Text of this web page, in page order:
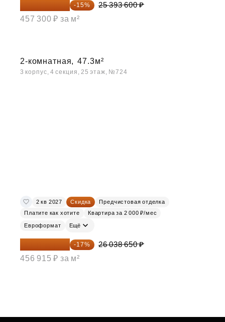
21 584 560 ₽ -15%
25 393 600 ₽
457 300 ₽ за м²
2-комнатная, 47.3м²
3 корпус, 4 секция, 25 этаж, №724
2 кв 2027 Скидка
Предчистовая отделка
Платите как хотите
Квартира за 2 000 ₽/мес
Евроформат Ещё
21 612 080 ₽ -17%
26 038 650 ₽
456 915 ₽ за м²